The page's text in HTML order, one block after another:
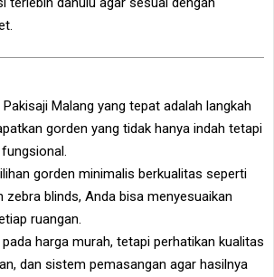
Malang yang tepat adalah langkah
gorden yang tidak hanya indah tetapi
gorden minimalis berkualitas seperti
zebra blinds, Anda bisa menyesuaikan
ruangan.
harga murah, tetapi perhatikan kualitas
dan sistem pemasangan agar hasilnya